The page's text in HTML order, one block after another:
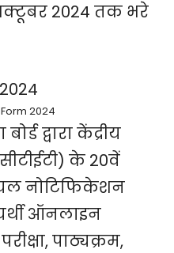
2024 तक भरे
2024
द्वारा केंद्रीय
के 20वें
नोटिफिकेशन
ऑनलाइन
पाठ्यक्रम,